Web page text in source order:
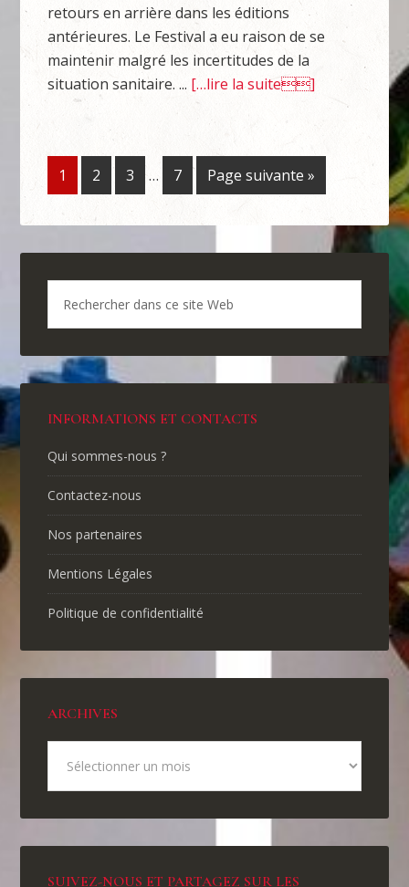
retours en arrière dans les éditions
antérieures. Le Festival a eu raison de se
maintenir malgré les incertitudes de la
situation sanitaire. ... […lire la suite]
1 2 3 … 7 Page suivante »
INFORMATIONS ET CONTACTS
Qui sommes-nous ?
Contactez-nous
Nos partenaires
Mentions Légales
Politique de confidentialité
ARCHIVES
SUIVEZ-NOUS ET PARTAGEZ SUR LES